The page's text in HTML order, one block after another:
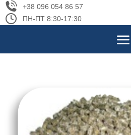
+38 096 054 86 57
ПН-ПТ 8:30-17:30